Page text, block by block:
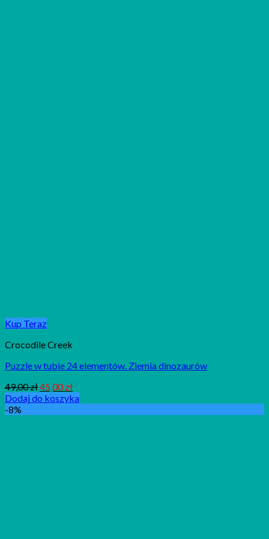
Kup Teraz
Crocodile Creek
Puzzle w tubie 24 elementów. Ziemia dinozaurów
49,00zł45,00zł
Dodaj do koszyka
-8%